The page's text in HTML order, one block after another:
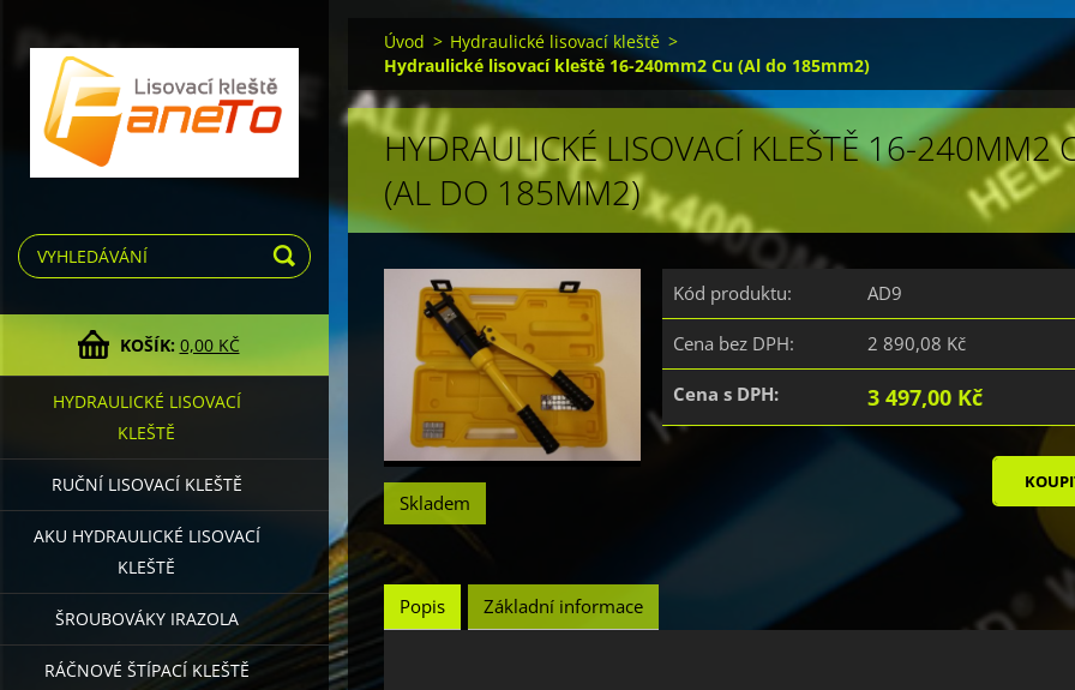
KOŠÍK: 0,00 KČ
HYDRAULICKÉ LISOVACÍ
KLEŠTĚ
RUČNÍ LISOVACÍ KLEŠTĚ
AKU HYDRAULICKÉ LISOVACÍ
KLEŠTĚ
ŠROUBOVÁKY IRAZOLA
RÁČNOVÉ ŠTÍPACÍ KLEŠTĚ
Úvod > Hydraulické lisovací kleště >
Hydraulické lisovací kleště 16-240mm2 Cu (Al do 185mm2)
HYDRAULICKÉ LISOVACÍ KLEŠTĚ 16-240MM2
(AL DO 185MM2)
Skladem
Kód produktu: AD9
Cena bez DPH: 2 890,08 Kč
Cena s DPH: 3 497,00 Kč
Popis Základní informace